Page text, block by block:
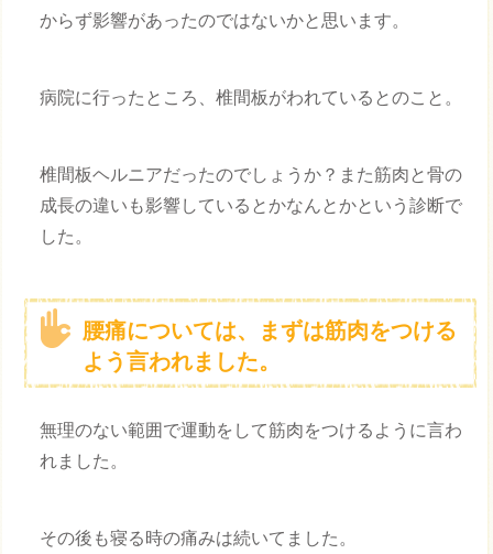
からず影響があったのではないかと思います。
病院に行ったところ、椎間板がわれているとのこと。
椎間板ヘルニアだったのでしょうか？また筋肉と骨の
成長の違いも影響しているとかなんとかという診断で
した。
腰痛については、まずは筋肉をつける
よう言われました。
無理のない範囲で運動をして筋肉をつけるように言わ
れました。
その後も寝る時の痛みは続いてました。